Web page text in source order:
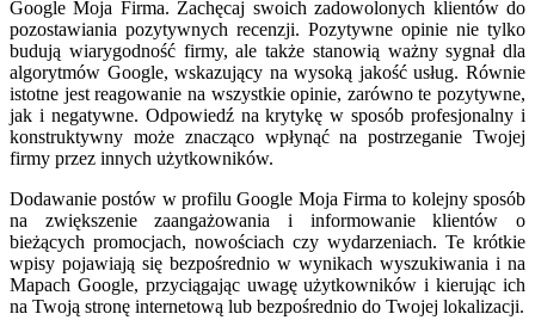
Google Moja Firma. Zachęcaj swoich zadowolonych klientów do
pozostawiania pozytywnych recenzji. Pozytywne opinie nie tylko
budują wiarygodność firmy, ale także stanowią ważny sygnał dla
algorytmów Google, wskazujący na wysoką jakość usług. Równie
istotne jest reagowanie na wszystkie opinie, zarówno te pozytywne,
jak i negatywne. Odpowiedź na krytykę w sposób profesjonalny i
konstruktywny może znacząco wpłynąć na postrzeganie Twojej
firmy przez innych użytkowników.
Dodawanie postów w profilu Google Moja Firma to kolejny sposób
na zwiększenie zaangażowania i informowanie klientów o
bieżących promocjach, nowościach czy wydarzeniach. Te krótkie
wpisy pojawiają się bezpośrednio w wynikach wyszukiwania i na
Mapach Google, przyciągając uwagę użytkowników i kierując ich
na Twoją stronę internetową lub bezpośrednio do Twojej lokalizacji.